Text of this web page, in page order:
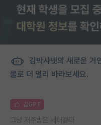
김박사넷의 새로운 거
물로 더 멀리 바라보세요.
김GPT
그냥 저주받은 세대같다